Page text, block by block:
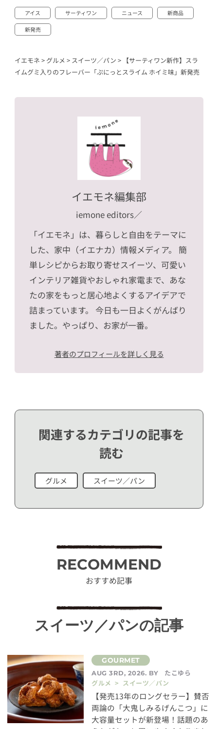
アイス サーティワン ニュース 新商品
新発売
イエモネ > グルメ > スイーツ／パン > 【サーティワン新作】スラ
イムグミ入りのフレーバー「ぷにっとスライム ホイミ味」新発売
イエモネ編集部
iemone editors／
「イエモネ」は、暮らしと自由をテーマに
した、家中（イエナカ）情報メディア。 簡
単レシピからお取り寄せスイーツ、可愛い
インテリア雑貨やおしゃれ家電まで、あな
たの家をもっと居心地よくするアイデアで
詰まっています。 今日も一日よくがんばり
ました。やっぱり、お家が一番。
著者のプロフィールを詳しく見る
関連するカテゴリの記事を
読む
グルメ スイーツ／パン
RECOMMEND
おすすめ記事
スイーツ／パンの記事
AUG 3RD, 2026. BY
たこゆら
グルメ > スイーツ／パン
【発売13年のロングセラー】賛否
両論の「大鬼しみるげんこつ」に
大容量セットが新登場！話題のあ